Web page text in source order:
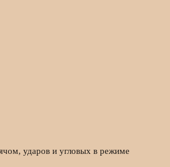
ударов и угловых в режиме